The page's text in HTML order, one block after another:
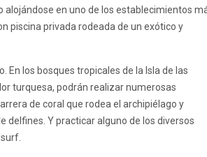
alojándose en uno de los establecimientos
piscina privada rodeada de un exótico y
En los bosques tropicales de la Isla de las
turquesa, podrán realizar numerosas
de coral que rodea el archipiélago y
delfines. Y practicar alguno de los diversos